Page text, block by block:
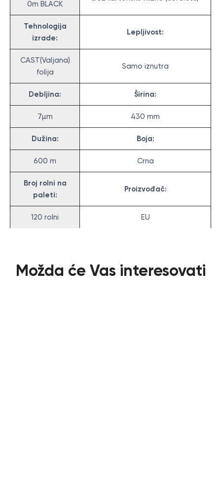
0m BLACK
Tehnologija
izrade:
Lepljivost:
CAST(Valjana)
folija
Samo iznutra
Debljina: Širina:
7µm 430 mm
Dužina: Boja:
600 m Crna
Broj rolni na
paleti:
Proizvođač:
120 rolni EU
Možda će Vas interesovati